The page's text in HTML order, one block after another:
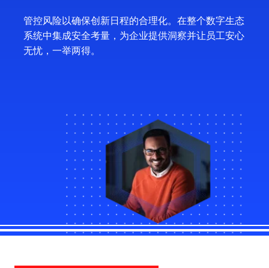
管控风险以确保创新日程的合理化。在整个数字生态
系统中集成安全考量，为企业提供洞察并让员工安心
无忧，一举两得。